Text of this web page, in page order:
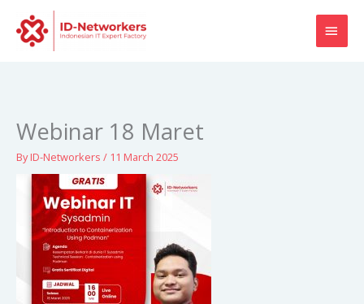
content
Webinar 18 Maret
ByID-Networkers / 11 March 2025